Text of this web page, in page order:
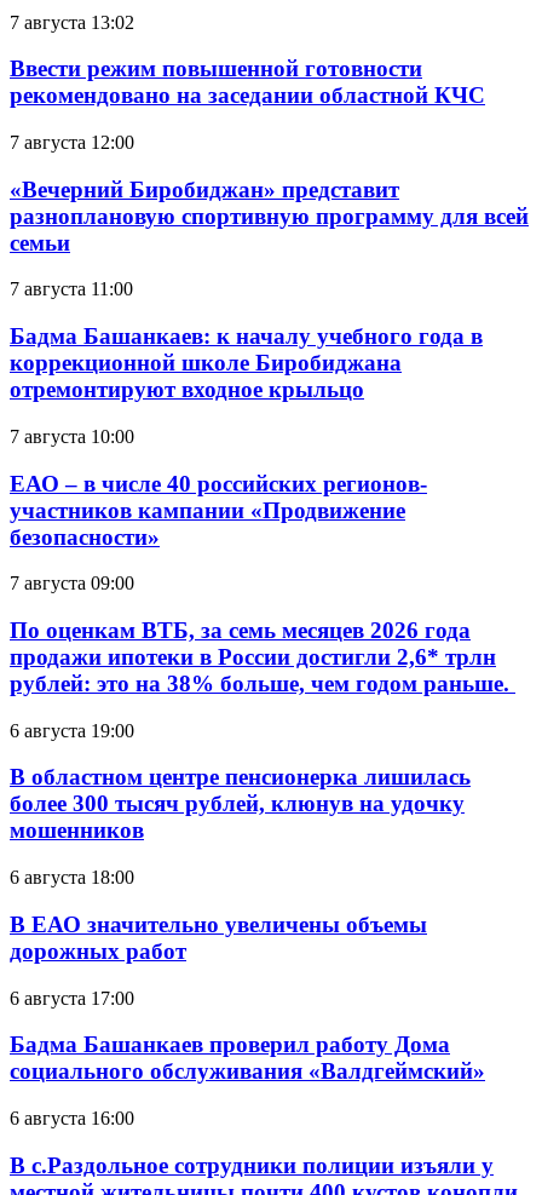
7 августа 13:02
Ввести режим повышенной готовности
рекомендовано на заседании областной КЧС
7 августа 12:00
«Вечерний Биробиджан» представит
разноплановую спортивную программу для всей
семьи
7 августа 11:00
Бадма Башанкаев: к началу учебного года в
коррекционной школе Биробиджана
отремонтируют входное крыльцо
7 августа 10:00
ЕАО – в числе 40 российских регионов-
участников кампании «Продвижение
безопасности»
7 августа 09:00
По оценкам ВТБ, за семь месяцев 2026 года
продажи ипотеки в России достигли 2,6* трлн
рублей: это на 38% больше, чем годом раньше.
6 августа 19:00
В областном центре пенсионерка лишилась
более 300 тысяч рублей, клюнув на удочку
мошенников
6 августа 18:00
В ЕАО значительно увеличены объемы
дорожных работ
6 августа 17:00
Бадма Башанкаев проверил работу Дома
социального обслуживания «Валдгеймский»
6 августа 16:00
В с.Раздольное сотрудники полиции изъяли у